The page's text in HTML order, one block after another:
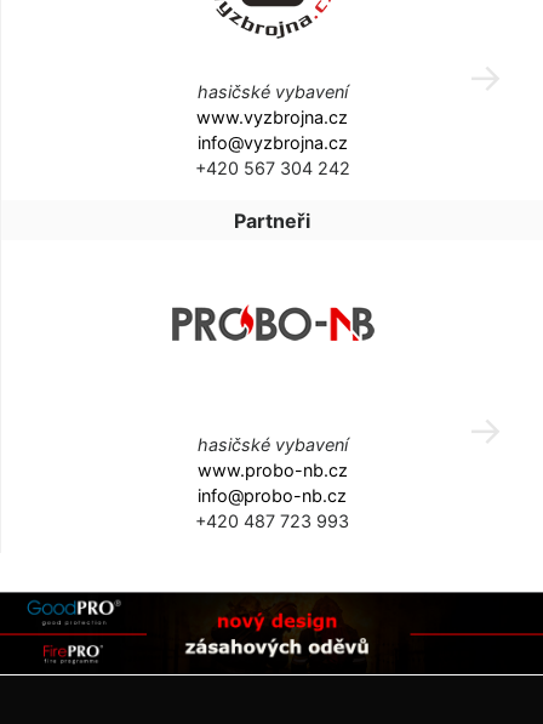
hasičské vybavení
www.vyzbrojna.cz
info@vyzbrojna.cz
+420 567 304 242
Partneři
hasičské vybavení
www.probo-nb.cz
info@probo-nb.cz
+420 487 723 993